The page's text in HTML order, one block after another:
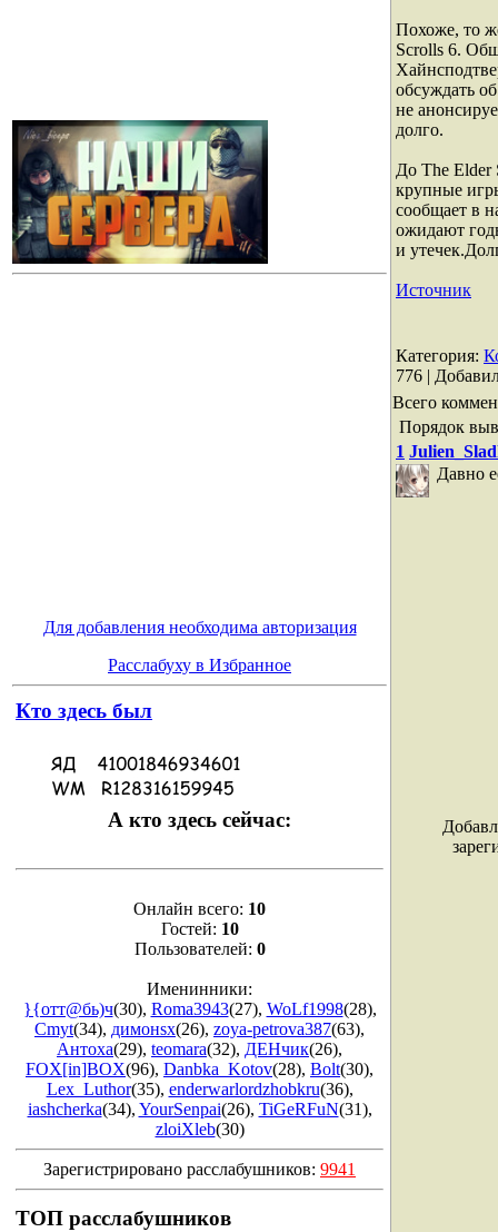
Для добавления необходима авторизация
Расслабуху в Избранное
Кто здесь был
А кто здесь сейчас:
Онлайн всего: 10
Гостей: 10
Пользователей: 0
Именинники:
}{oтт@бь)ч(30), Roma3943(27), WoLf1998(28),
Cmyt(34), димонsx(26), zoya-petrova387(63),
Антоха(29), teomara(32), ДЕНчик(26),
FOX[in]BOX(96), Danbka_Kotov(28), Bolt(30),
Lex_Luthor(35), enderwarlordzhobkru(36),
iashcherka(34), YourSenpai(26), TiGeRFuN(31),
zloiXleb(30)
Зарегистрировано расслабушников: 9941
ТОП расслабушников
Похоже, то
Scrolls 6.
обсуждать
не
долго.
До The Elder
крупные
сообщает в
ожидают
и
Источник
Категория:
776 |
Всего
Порядок
1
Давно